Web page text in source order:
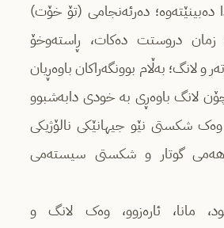
دەبینێتەوە؛ دەرئەنجامی (تۆ خۆت)
دروستت دەکات، ڕاستەوخۆ
و لانگ؛ بەڵام بوونگەراکان باوەڕیان
لانگ باوەڕی بە خودی دابەشبوو
شکستی نێو جیهانێکی نالۆژیکی
گوتار و شکستی سیستەمی
مانا، ئارەزوو، وەک لانگ و